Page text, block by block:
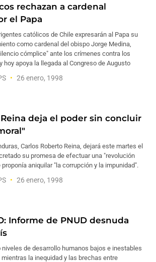
rechazan a cardenal
el Papa
católicos de Chile expresarán al Papa su
como cardenal del obispo Jorge Medina,
cómplice" ante los crímenes contra los
hoy apoya la llegada al Congreso de Augusto
26 enero, 1998
Reina deja el poder sin concluir
Carlos Roberto Reina, dejará este martes el
su promesa de efectuar una "revolución
aniquilar "la corrupción y la impunidad".
26 enero, 1998
Informe de PNUD desnuda
niveles de desarrollo humanos bajos e inestables
la inequidad y las brechas entre